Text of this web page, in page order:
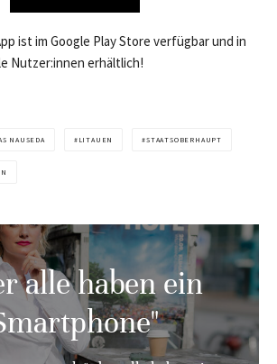
ist im Google Play Store verfügbar und in
Nutzer:innen erhältlich!
NAUSEDA LITAUEN STAATSOBERHAUPT
alle haben ein